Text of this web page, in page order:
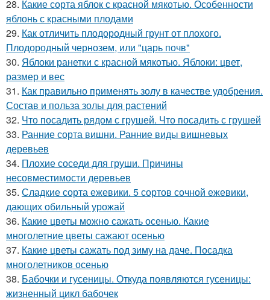
28. Какие сорта яблок с красной мякотью. Особенности
яблонь с красными плодами
29. Как отличить плодородный грунт от плохого.
Плодородный чернозем, или "царь почв"
30. Яблоки ранетки с красной мякотью. Яблоки: цвет,
размер и вес
31. Как правильно применять золу в качестве удобрения.
Состав и польза золы для растений
32. Что посадить рядом с грушей. Что посадить с грушей
33. Ранние сорта вишни. Ранние виды вишневых
деревьев
34. Плохие соседи для груши. Причины
несовместимости деревьев
35. Сладкие сорта ежевики. 5 сортов сочной ежевики,
дающих обильный урожай
36. Какие цветы можно сажать осенью. Какие
многолетние цветы сажают осенью
37. Какие цветы сажать под зиму на даче. Посадка
многолетников осенью
38. Бабочки и гусеницы. Откуда появляются гусеницы:
жизненный цикл бабочек